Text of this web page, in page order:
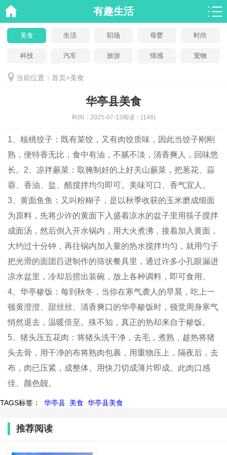
有趣生活
美食 生活 职场 母婴 时尚
科技 汽车 旅游 情感 宠物
当前位置： 首页>美食
华亭县美食
时间： 2025-07-13阅读： (146)
1、核桃饺子：既有菜饺，又有肉饺质味，因此当饺子刚刚
熟，便特香无比，食中有油，不腻不淡，清香爽人，回味悠
长。2、凉拌蕨菜：取腌制好的上好关山蕨菜，把葱花、蒜
蓉、香油、盐、醋搅拌均匀即可。美味可口、香气宜人。
3、黄面鱼鱼：又叫粉糊子，是以秋季收获的玉米磨成细面
为原料，先将少许的黄面下入盛着凉水的盆子里用筷子搅拌
成面汤，然后倒入开水锅内，用大火煮沸，接着加入黄面，
大约过十分钟，再往锅内加入量的热水搅拌均匀，就用勺子
把光滑的面团舀进制作的筛状餐具里，通过许多小孔眼漏进
凉水盆里，冷却后捞出装碗，放上各种调料，即可食用。
4、华亭糁饭：每到秋冬，当你在寒气袭人的早晨，吃上一
顿黄澄澄、甜丝丝、清香爽口的华亭糁饭时，顿觉周身寒气
悄然退去，温暖倍至。殊不知，真正的热却来自于糁饭。
5、猪头压五花肉：将猪头洗干净，去毛，煮熟，趁热将猪
头去骨，用干净的布将熟肉包裹，用重物压上，隔夜后，去
布，肉已压紧，成整体。用快刀切成薄片即成。此肉口感
佳、颜色靓。
TAGS标签： 华亭县 美食 华亭县美食
推荐阅读